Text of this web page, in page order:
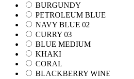
BURGUNDY
PETROLEUM BLUE
NAVY BLUE 02
CURRY 03
BLUE MEDIUM
KHAKI
CORAL
BLACKBERRY WINE